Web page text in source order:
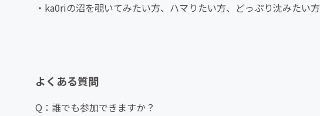
・ka0riの沼を覗いてみたい方、ハマりたい方、どっぷり沈みたい方
よくある質問
Q：誰でも参加できますか？